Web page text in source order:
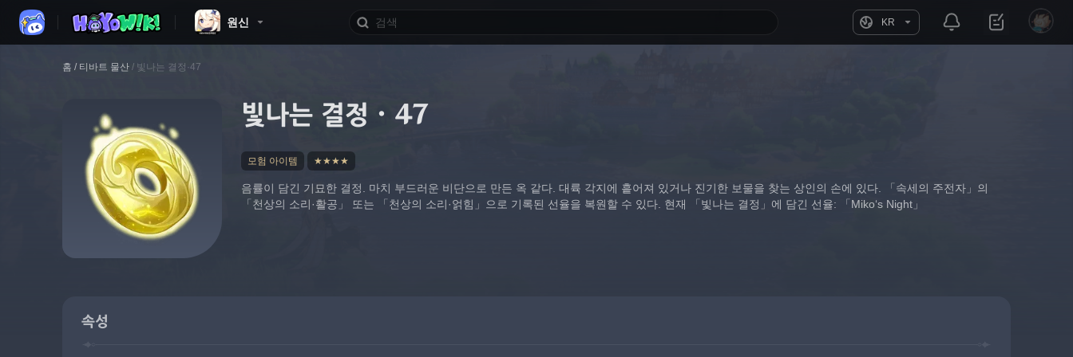
원신 KR
홈 / 티바트 물산 / 빛나는 결정·47
빛나는 결정·47
모험 아이템 ★★★★
음률이 담긴 기묘한 결정. 마치 부드러운 비단으로 만든 옥 같다. 대륙 각지에 흩어져 있거나 진기한 보물을 찾는 상인의 손에 있다. 「속세의 주전자」의
「천상의 소리·활공」 또는 「천상의 소리·얽힘」으로 기록된 선율을 복원할 수 있다. 현재 「빛나는 결정」에 담긴 선율: 「Miko‘s Night」
속성